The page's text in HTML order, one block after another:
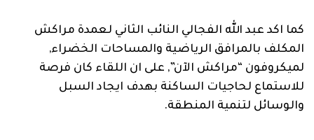
كما اكد عبد الله الفجالي النائب الثاني لعمدة مراكش
المكلف بالمرافق الرياضية والمساحات الخضراء,
لميكروفون “مراكش الآن”, على ان اللقاء كان فرصة
للاستماع لحاجيات الساكنة بهدف ايجاد السبل
والوسائل لتنمية المنطقة.